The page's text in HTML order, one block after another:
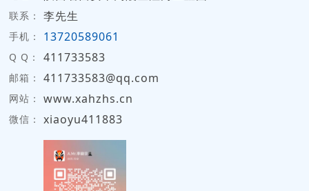
联系： 李先生
手机： 13720589061
Q Q： 411733583
邮箱： 411733583@qq.com
网站： www.xahzhs.cn
微信： xiaoyu411883